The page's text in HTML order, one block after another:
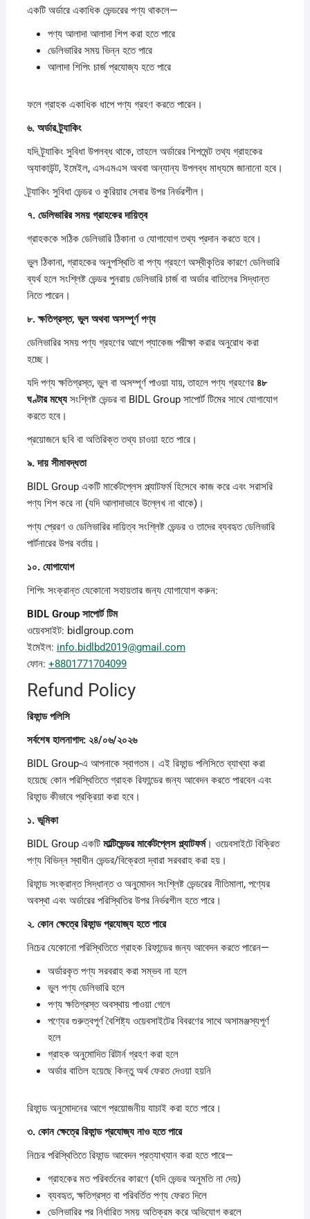
একটি অর্ডারে একাধিক ভেন্ডরের পণ্য থাকলে—
পণ্য আলাদা আলাদা শিপ করা হতে পারে
ডেলিভারির সময় ভিন্ন হতে পারে
আলাদা শিপিং চার্জ প্রযোজ্য হতে পারে
ফলে গ্রাহক একাধিক ধাপে পণ্য গ্রহণ করতে পারেন।
৬. অর্ডারট্র্যাকিং
যদি ট্র্যাকিং সুবিধা উপলব্ধ থাকে, তাহলে অর্ডারের শিপমেন্ট তথ্য গ্রাহকের
অ্যাকাউন্ট, ইমেইল, এসএমএস অথবা অন্যান্য উপলব্ধ মাধ্যমে জানানো হবে।
ট্র্যাকিং সুবিধা ভেন্ডর ও কুরিয়ার সেবার উপর নির্ভরশীল।
৭. ডেলিভারিরসময়গ্রাহকেরদায়িত্ব
গ্রাহককে সঠিক ডেলিভারি ঠিকানা ও যোগাযোগ তথ্য প্রদান করতে হবে।
ভুল ঠিকানা, গ্রাহকের অনুপস্থিতি বা পণ্য গ্রহণে অস্বীকৃতির কারণে ডেলিভারি
ব্যর্থ হলে সংশ্লিষ্ট ভেন্ডর পুনরায় ডেলিভারি চার্জ বা অর্ডার বাতিলের সিদ্ধান্ত
নিতে পারেন।
৮.ক্ষতিগ্রস্ত, ভুলঅথবাঅসম্পূর্ণপণ্য
ডেলিভারির সময় পণ্য গ্রহণের আগে প্যাকেজ পরীক্ষা করার অনুরোধ করা
হচ্ছে।
যদি পণ্য ক্ষতিগ্রস্ত, ভুল বা অসম্পূর্ণ পাওয়া যায়, তাহলে পণ্য গ্রহণের ৪৮
ঘণ্টারমধ্যেসংশ্লিষ্ট ভেন্ডর বা BIDL Group সাপোর্ট টিমের সাথে যোগাযোগ
করতে হবে।
প্রয়োজনে ছবি বা অতিরিক্ত তথ্য চাওয়া হতে পারে।
৯.দায়সীমাবদ্ধতা
BIDL Group একটি মার্কেটপ্লেস প্ল্যাটফর্ম হিসেবে কাজ করে এবং সরাসরি
পণ্য শিপ করে না (যদি আলাদাভাবে উল্লেখ না থাকে)।
পণ্য প্রেরণ ও ডেলিভারির দায়িত্ব সংশ্লিষ্ট ভেন্ডর ও তাদের ব্যবহৃত ডেলিভারি
পার্টনারের উপর বর্তায়।
১০. যোগাযোগ
শিপিং সংক্রান্ত যেকোনো সহায়তার জন্য যোগাযোগ করুন:
BIDL Group সাপোর্টটিম
ওয়েবসাইট: bidlgroup.com
ইমেইল: info.bidlbd2019@gmail.com
ফোন: +8801771704099
Refund Policy
রিফান্ডপলিসি
সর্বশেষহালনাগাদ: ২৪/০৬/২০২৬
BIDL Group-এ আপনাকে স্বাগতম। এই রিফান্ড পলিসিতে ব্যাখ্যা করা
হয়েছে কোন পরিস্থিতিতে গ্রাহক রিফান্ডের জন্য আবেদন করতে পারবেন এবং
রিফান্ড কীভাবে প্রক্রিয়া করা হবে।
১. ভূমিকা
BIDL Group একটি মাল্টিভেন্ডরমার্কেটপ্লেসপ্ল্যাটফর্ম। ওয়েবসাইটে বিক্রিত
পণ্য বিভিন্ন স্বাধীন ভেন্ডর/বিক্রেতা দ্বারা সরবরাহ করা হয়।
রিফান্ড সংক্রান্ত সিদ্ধান্ত ও অনুমোদন সংশ্লিষ্ট ভেন্ডরের নীতিমালা, পণ্যের
অবস্থা এবং অর্ডারের পরিস্থিতির উপর নির্ভরশীল হতে পারে।
২. কোনক্ষেত্রেরিফান্ডপ্রযোজ্যহতেপারে
নিচের যেকোনো পরিস্থিতিতে গ্রাহক রিফান্ডের জন্য আবেদন করতে পারেন—
অর্ডারকৃত পণ্য সরবরাহ করা সম্ভব না হলে
ভুল পণ্য ডেলিভারি হলে
পণ্য ক্ষতিগ্রস্ত অবস্থায় পাওয়া গেলে
পণ্যের গুরুত্বপূর্ণ বৈশিষ্ট্য ওয়েবসাইটের বিবরণের সাথে অসামঞ্জস্যপূর্ণ
হলে
গ্রাহক অনুমোদিত রিটার্ন গ্রহণ করা হলে
অর্ডার বাতিল হয়েছে কিন্তু অর্থ ফেরত দেওয়া হয়নি
রিফান্ড অনুমোদনের আগে প্রয়োজনীয় যাচাই করা হতে পারে।
৩. কোনক্ষেত্রেরিফান্ডপ্রযোজ্যনাওহতেপারে
নিচের পরিস্থিতিতে রিফান্ড আবেদন প্রত্যাখ্যান করা হতে পারে—
গ্রাহকের মত পরিবর্তনের কারণে (যদি ভেন্ডর অনুমতি না দেয়)
ব্যবহৃত, ক্ষতিগ্রস্ত বা পরিবর্তিত পণ্য ফেরত দিলে
ডেলিভারির পর নির্ধারিত সময় অতিক্রম করে অভিযোগ করলে